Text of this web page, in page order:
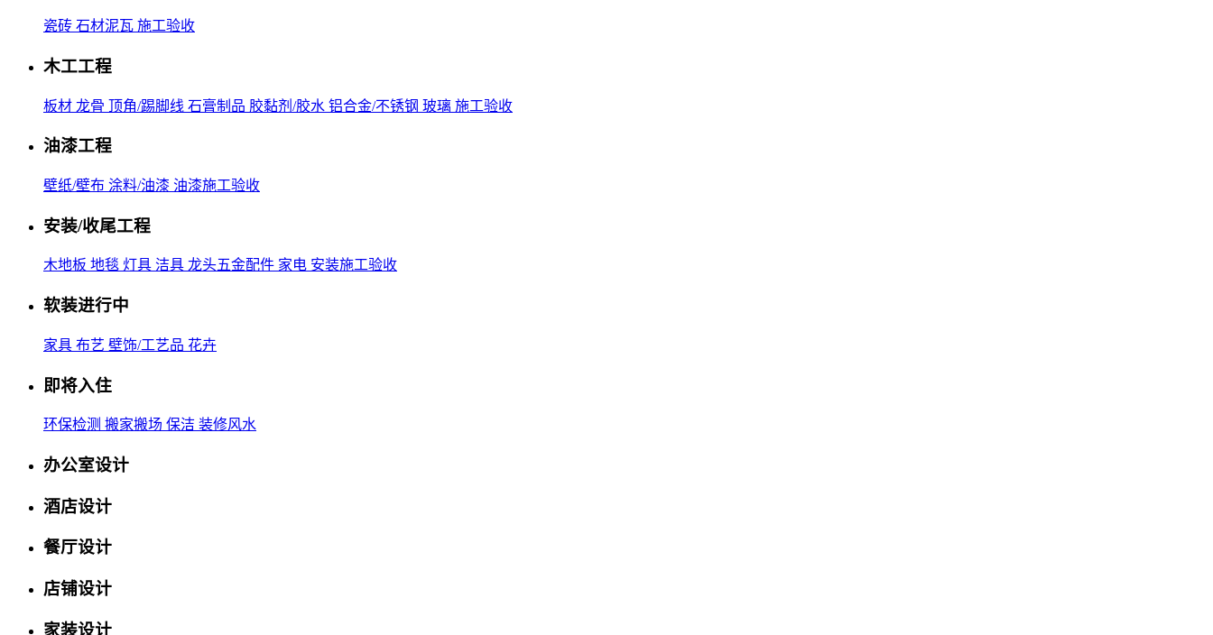
瓷砖 石材泥瓦 施工验收
木工工程
板材 龙骨 顶角/踢脚线 石膏制品 胶黏剂/胶水 铝合金/不锈钢 玻璃 施工验收
油漆工程
壁纸/壁布 涂料/油漆 油漆施工验收
安装/收尾工程
木地板 地毯 灯具 洁具 龙头五金配件 家电 安装施工验收
软装进行中
家具 布艺 壁饰/工艺品 花卉
即将入住
环保检测 搬家搬场 保洁 装修风水
办公室设计
酒店设计
餐厅设计
店铺设计
家装设计